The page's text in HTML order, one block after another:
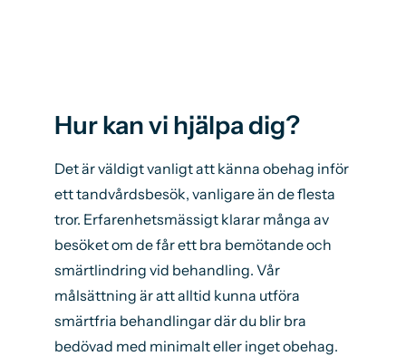
Hur kan vi hjälpa dig?
Det är väldigt vanligt att känna obehag inför
ett tandvårdsbesök, vanligare än de flesta
tror. Erfarenhetsmässigt klarar många av
besöket om de får ett bra bemötande och
smärtlindring vid behandling. Vår
målsättning är att alltid kunna utföra
smärtfria behandlingar där du blir bra
bedövad med minimalt eller inget obehag.